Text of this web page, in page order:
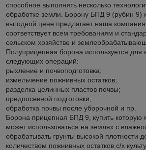
способное выполнять несколько
обработке земли. Борону БПД 9 (рубин 9)
выгодной цене предлагает наша
соответствует всем требованиям и
сельском хозяйстве и
Полуприцепная борона используется для
следующих операций:
рыхление и почвоподготовка;
измельчение пожнивных остатков;
разделка целинных пластов почвы;
предпосевной подготовки;
обработка почвы после уборочной и пр.
Борона прицепная БПД 9, купить которую
может использоваться на землях с
обрабатывать грунты высокой плотности
количеством пожнивных остатков с/х